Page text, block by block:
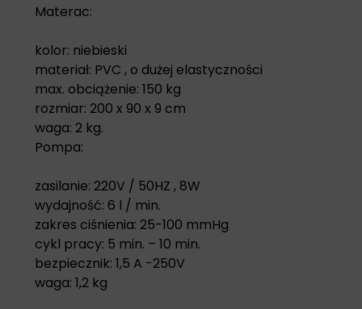
Materac:
kolor: niebieski
materiał: PVC , o dużej elastyczności
max. obciążenie: 150 kg
rozmiar: 200 x 90 x 9 cm
waga: 2 kg.
Pompa:
zasilanie: 220V / 50HZ , 8W
wydajność: 6 l / min.
zakres ciśnienia: 25-100 mmHg
cykl pracy: 5 min. – 10 min.
bezpiecznik: 1,5 A -250V
waga: 1,2 kg